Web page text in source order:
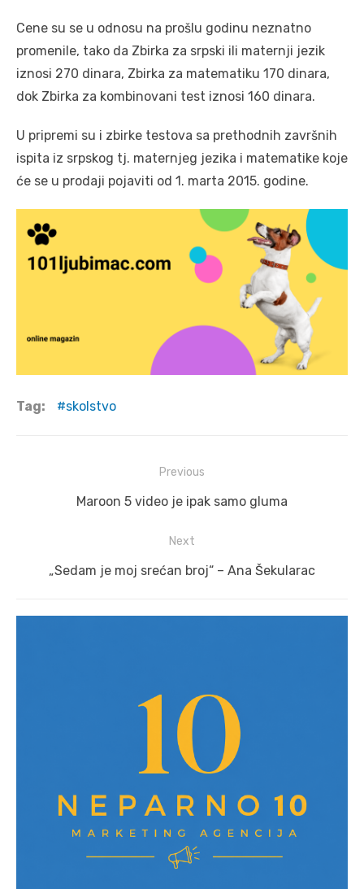
Cene su se u odnosu na prošlu godinu neznatno
promenile, tako da Zbirka za srpski ili maternji jezik
iznosi 270 dinara, Zbirka za matematiku 170 dinara,
dok Zbirka za kombinovani test iznosi 160 dinara.
U pripremi su i zbirke testova sa prethodnih završnih
ispita iz srpskog tj. maternjeg jezika i matematike koje
će se u prodaji pojaviti od 1. marta 2015. godine.
Tag: skolstvo
navigation
Previous
Previous
Maroon 5 video je ipak samo gluma
Next
Next
„Sedam je moj srećan broj“ – Ana Šekularac